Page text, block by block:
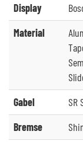
Display
Material
Gabel
SR
Bremse